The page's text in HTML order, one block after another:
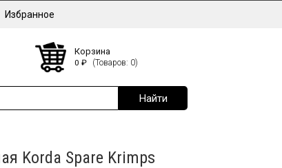
Избранное
Корзина
0 ₽ (Товаров: 0)
Korda Spare Krimps